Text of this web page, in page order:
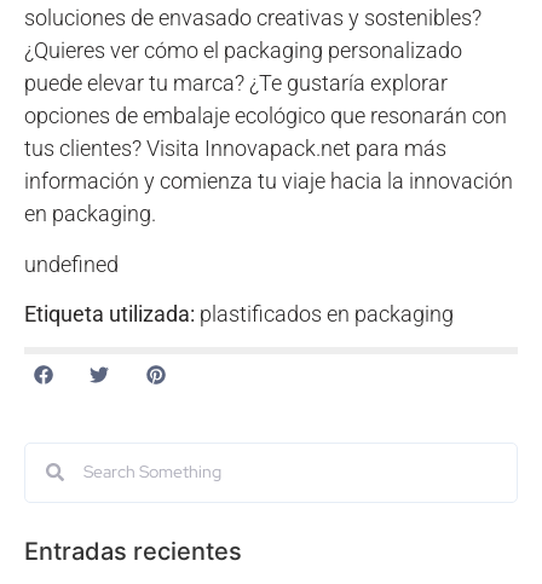
soluciones de envasado creativas y sostenibles?
¿Quieres ver cómo el packaging personalizado
puede elevar tu marca? ¿Te gustaría explorar
opciones de embalaje ecológico que resonarán con
tus clientes? Visita Innovapack.net para más
información y comienza tu viaje hacia la innovación
en packaging.
undefined
Etiqueta utilizada: plastificados en packaging
Entradas recientes